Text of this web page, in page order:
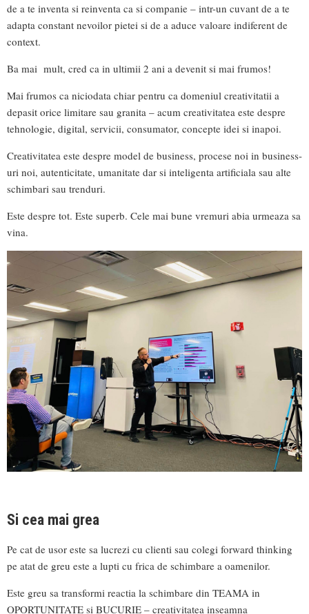
de a te inventa si reinventa ca si companie – intr-un cuvant de a te
adapta constant nevoilor pietei si de a aduce valoare indiferent de
context.
Ba mai mult, cred ca in ultimii 2 ani a devenit si mai frumos!
Mai frumos ca niciodata chiar pentru ca domeniul creativitatii a
depasit orice limitare sau granita – acum creativitatea este despre
tehnologie, digital, servicii, consumator, concepte idei si inapoi.
Creativitatea este despre model de business, procese noi in business-
uri noi, autenticitate, umanitate dar si inteligenta artificiala sau alte
schimbari sau trenduri.
Este despre tot. Este superb. Cele mai bune vremuri abia urmeaza sa
vina.
Si cea mai grea
Pe cat de usor este sa lucrezi cu clienti sau colegi forward thinking
pe atat de greu este a lupti cu frica de schimbare a oamenilor.
Este greu sa transformi reactia la schimbare din TEAMA in
OPORTUNITATE si BUCURIE – creativitatea inseamna